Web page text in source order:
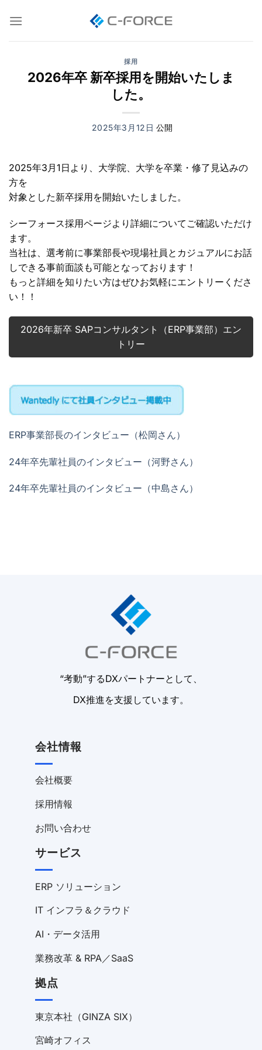
採用
2026年卒 新卒採用を開始いたしま
した。
2025年3月12日
2025年3月1日より、大学院、大学を卒業・修了見込みの
方を
対象とした新卒採用を開始いたしました。
シーフォース採用ページより詳細についてご確認いただけ
ます。
当社は、選考前に事業部長や現場社員とカジュアルにお話
しできる事前面談も可能となっております！
もっと詳細を知りたい方はぜひお気軽にエントリーくださ
い！！
2026年新卒 SAPコンサルタント（ERP事業部）エン
トリー
ERP事業部長のインタビュー（松岡さん）
24年卒先輩社員のインタビュー（河野さん）
24年卒先輩社員のインタビュー（中島さん）
“考動”するDXパートナーとして、
DX推進を支援しています。
会社情報
会社概要
採用情報
お問い合わせ
サービス
ERP ソリューション
IT インフラ＆クラウド
AI・データ活用
業務改革 & RPA／SaaS
拠点
東京本社（GINZA SIX）
宮崎オフィス